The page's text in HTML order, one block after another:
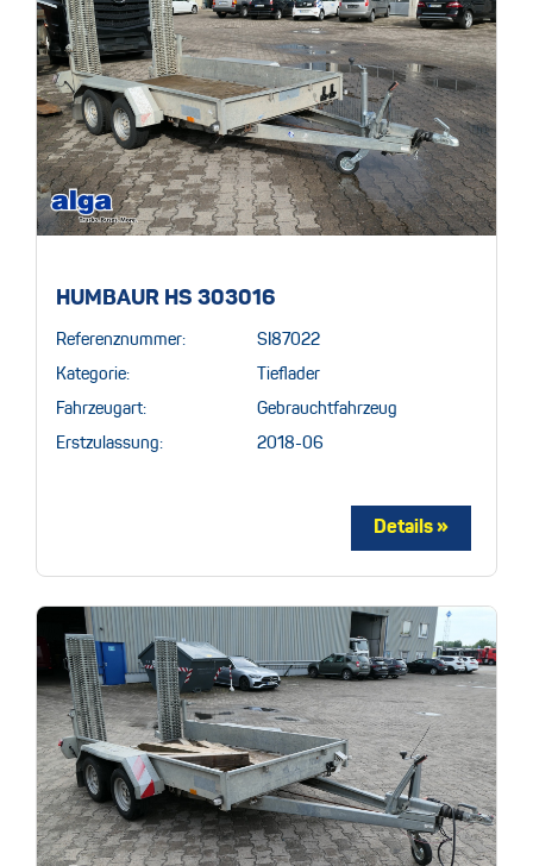
HUMBAUR HS 303016
Referenznummer: SI87022
Kategorie: Tieflader
Fahrzeugart: Gebrauchtfahrzeug
Erstzulassung: 2018-06